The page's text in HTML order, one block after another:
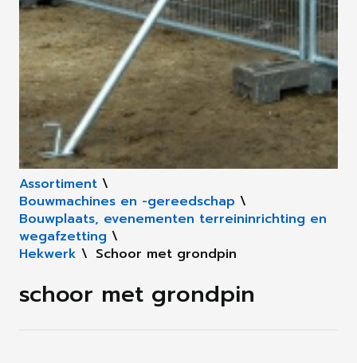
Assortiment \
Bouwmachines en -gereedschap \
Bouwplaats, evenementen terreininrichting en
wegafzetting \
Hekwerk \ Schoor met grondpin
schoor met grondpin